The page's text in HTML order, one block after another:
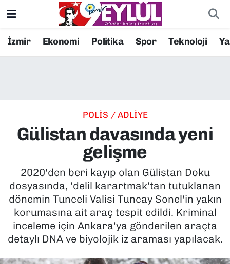
İzmir Ekonomi Politika Spor Teknoloji
POLİS / ADLİYE
Gülistan davasında yeni
gelişme
2020'den beri kayıp olan Gülistan Doku
dosyasında, 'delil karartmak'tan tutuklanan
dönemin Tunceli Valisi Tuncay Sonel'in yakın
korumasına ait araç tespit edildi. Kriminal
inceleme için Ankara'ya gönderilen araçta
detaylı DNA ve biyolojik iz araması yapılacak.
Resmi İlanlar
EKONOMİ
KÜLTÜR SANAT
MAGAZİN
POLİTİKA
SAĞLIK
Konak Nöbetçi Eczaneler
Süper Lig Puan Durumu ve Fikstür
Tüm Manşetler
Son Dakika Haberleri
Haber Arşivi